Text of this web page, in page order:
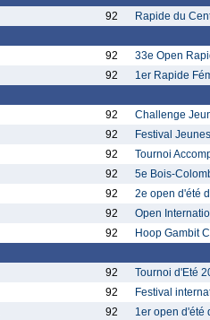
92 Rapide du
92
33e Open
92 1er Rapide
92
Challenge
92
Festival
92
Tournoi
92
5e Bois-
92
2e open d'été
92
Open
92 Hoop Gambit
92
Tournoi d'Eté
92
Festival
92 1er open d'été